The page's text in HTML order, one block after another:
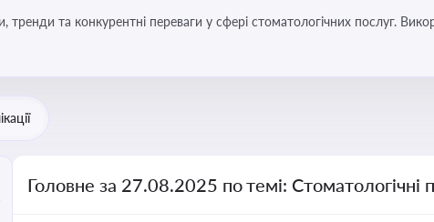
та конкурентні переваги у сфері стоматологічних послуг. Використання новітніх
Головне за 27.08.2025 по темі: Стоматологічні